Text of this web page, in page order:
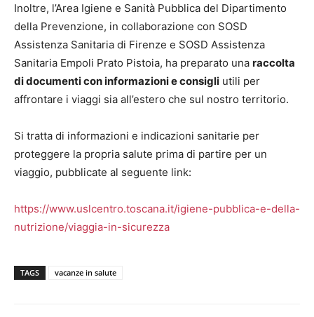
Inoltre, l’Area Igiene e Sanità Pubblica del Dipartimento
della Prevenzione, in collaborazione con SOSD
Assistenza Sanitaria di Firenze e SOSD Assistenza
Sanitaria Empoli Prato Pistoia, ha preparato una raccolta
di documenti con informazioni e consigli utili per
affrontare i viaggi sia all’estero che sul nostro territorio.
Si tratta di informazioni e indicazioni sanitarie per
proteggere la propria salute prima di partire per un
viaggio, pubblicate al seguente link:
https://www.uslcentro.toscana.it/igiene-pubblica-e-della-
nutrizione/viaggia-in-sicurezza
TAGS vacanze in salute